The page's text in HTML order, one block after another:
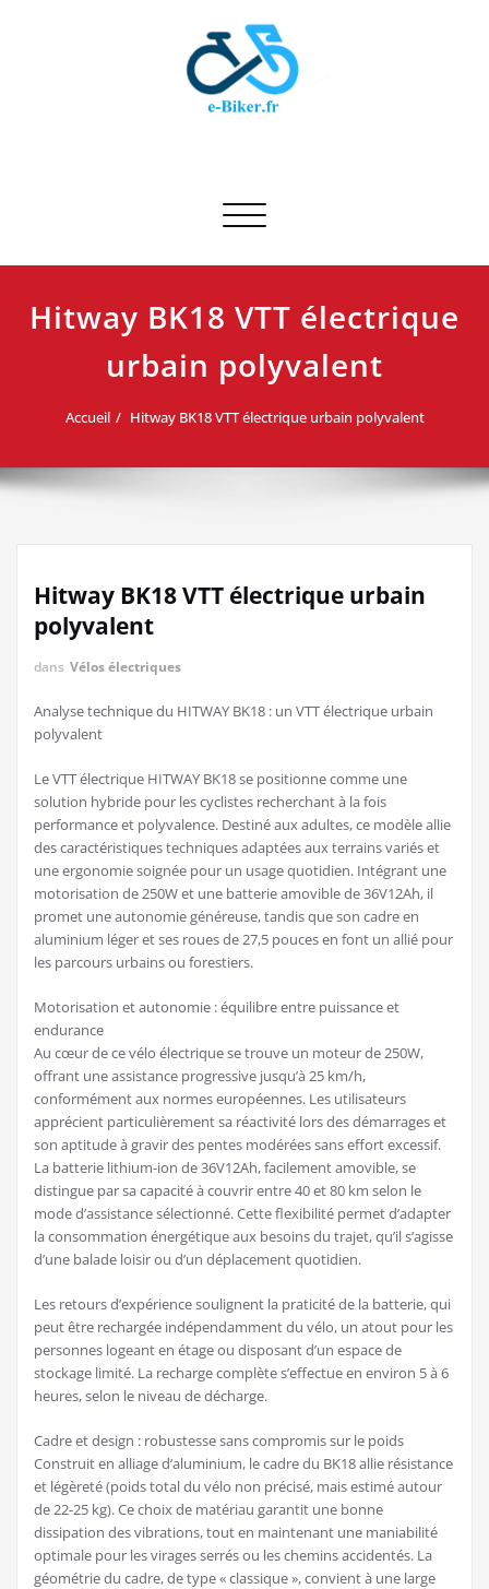
Afficher/masquer la navigation
Hitway BK18 VTT électrique
urbain polyvalent
Accueil Hitway BK18 VTT électrique urbain polyvalent
Hitway BK18 VTT électrique urbain
polyvalent
dans Vélos électriques
Analyse technique du HITWAY BK18 : un VTT électrique urbain
polyvalent
Le VTT électrique HITWAY BK18 se positionne comme une
solution hybride pour les cyclistes recherchant à la fois
performance et polyvalence. Destiné aux adultes, ce modèle allie
des caractéristiques techniques adaptées aux terrains variés et
une ergonomie soignée pour un usage quotidien. Intégrant une
motorisation de 250W et une batterie amovible de 36V12Ah, il
promet une autonomie généreuse, tandis que son cadre en
aluminium léger et ses roues de 27,5 pouces en font un allié pour
les parcours urbains ou forestiers.
Motorisation et autonomie : équilibre entre puissance et
endurance
Au cœur de ce vélo électrique se trouve un moteur de 250W,
offrant une assistance progressive jusqu’à 25 km/h,
conformément aux normes européennes. Les utilisateurs
apprécient particulièrement sa réactivité lors des démarrages et
son aptitude à gravir des pentes modérées sans effort excessif.
La batterie lithium-ion de 36V12Ah, facilement amovible, se
distingue par sa capacité à couvrir entre 40 et 80 km selon le
mode d’assistance sélectionné. Cette flexibilité permet d’adapter
la consommation énergétique aux besoins du trajet, qu’il s’agisse
d’une balade loisir ou d’un déplacement quotidien.
Les retours d’expérience soulignent la praticité de la batterie, qui
peut être rechargée indépendamment du vélo, un atout pour les
personnes logeant en étage ou disposant d’un espace de
stockage limité. La recharge complète s’effectue en environ 5 à 6
heures, selon le niveau de décharge.
Cadre et design : robustesse sans compromis sur le poids
Construit en alliage d’aluminium, le cadre du BK18 allie résistance
et légèreté (poids total du vélo non précisé, mais estimé autour
de 22-25 kg). Ce choix de matériau garantit une bonne
dissipation des vibrations, tout en maintenant une maniabilité
optimale pour les virages serrés ou les chemins accidentés. La
géométrie du cadre, de type « classique », convient à une large